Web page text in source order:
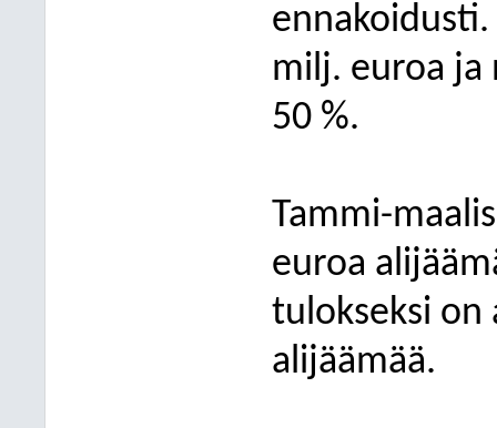
milj. euroa
50 %.
Tammi-
euroa
tulokseksi on
alijäämää.